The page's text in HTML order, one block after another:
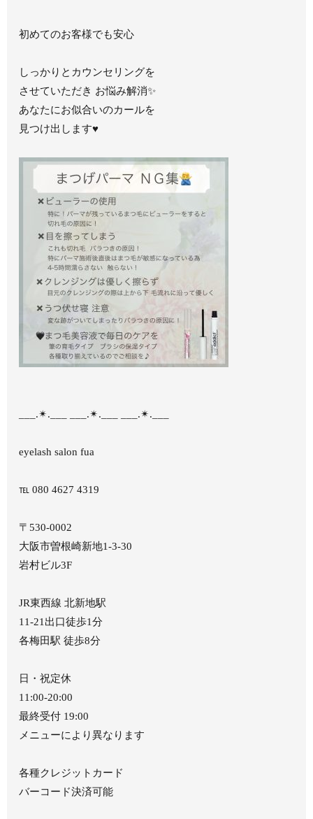
初めてのお客様でも安心
しっかりとカウンセリングを
させていただき お悩み解消✨
あなたにお似合いのカールを
見つけ出します♥
___.✴︎.___ ___.✴︎.___ ___.✴︎.___
eyelash salon fua
℡ 080 4627 4319
〒530-0002
大阪市曽根崎新地1-3-30
岩村ビル3F
JR東西線 北新地駅
11-21出口徒歩1分
各梅田駅 徒歩8分
日・祝定休
11:00-20:00
最終受付 19:00
メニューにより異なります
各種クレジットカード
バーコード決済可能